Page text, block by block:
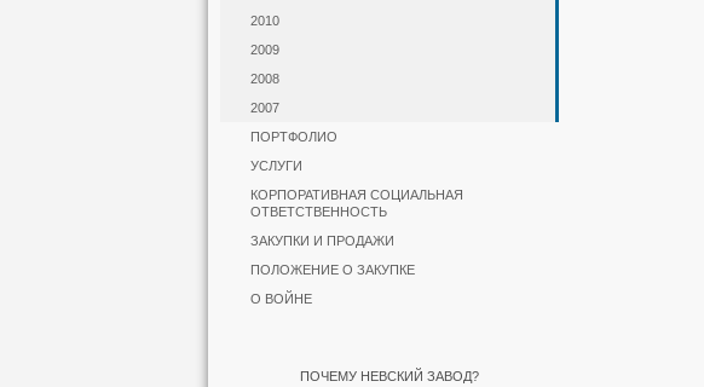
2010
2009
2008
2007
ПОРТФОЛИО
УСЛУГИ
КОРПОРАТИВНАЯ СОЦИАЛЬНАЯ
ОТВЕТСТВЕННОСТЬ
ЗАКУПКИ И ПРОДАЖИ
ПОЛОЖЕНИЕ О ЗАКУПКЕ
О ВОЙНЕ
ПОЧЕМУ НЕВСКИЙ ЗАВОД?